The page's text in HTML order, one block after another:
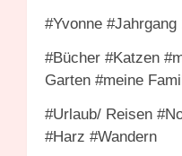
#Yvonne #Jahrgang
#Bücher #Katzen
Garten #meine
#Urlaub/ Reisen
#Harz #Wandern